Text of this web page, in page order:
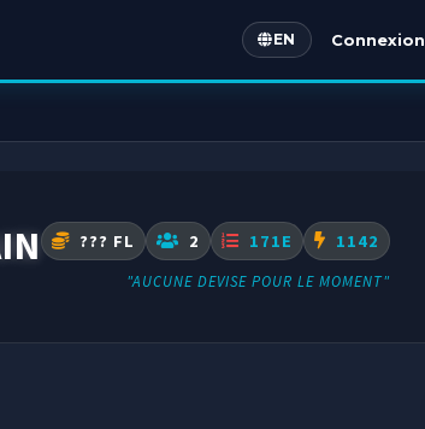
EN
English Connexion
??? FL 2 171E 1142
"AUCUNE DEVISE POUR LE MOMENT"